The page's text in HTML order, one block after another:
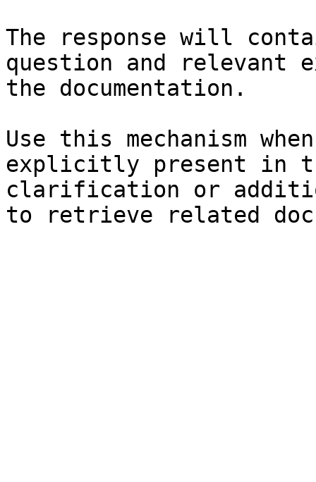
The response will
question and relevant
the documentation.
Use this mechanism
explicitly present in
clarification or